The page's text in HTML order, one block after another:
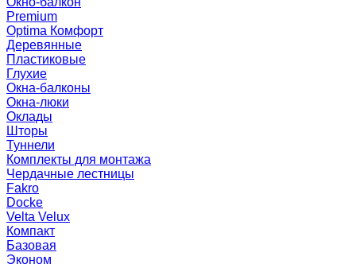
Premium
Optima Комфорт
Деревянные
Пластиковые
Глухие
Окна-балконы
Окна-люки
Оклады
Шторы
Туннели
Комплекты для монтажа
Чердачные лестницы
Fakro
Docke
Velta Velux
Компакт
Базовая
Эконом